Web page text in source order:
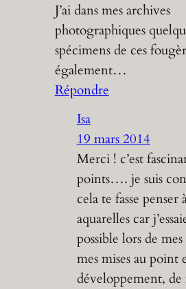
J’ai dans mes archives
photographiques
spécimens de ces
également…
Répondre
Isa
19 mars 2014
Merci ! c’est
points…. je suis
cela te fasse penser
aquarelles car
possible lors de
mes mises au point
développement,